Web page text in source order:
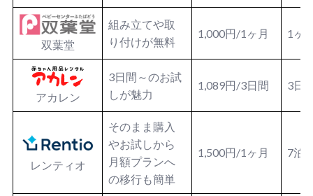
双葉堂
組み立てや取
り付けが無料
1,000円/1ヶ月 1ヶ
アカレン
3日間～のお試
しが魅力
1,089円/3日間 3日
レンティオ
そのまま購入
やお試しから
月額プランへ
の移行も簡単
1,500円/1ヶ月 7泊